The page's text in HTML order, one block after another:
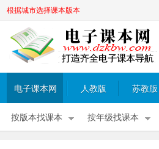
根据城市选择课本版本
电子课本网 人教版 苏教版
按版本找课本 按年级找课本